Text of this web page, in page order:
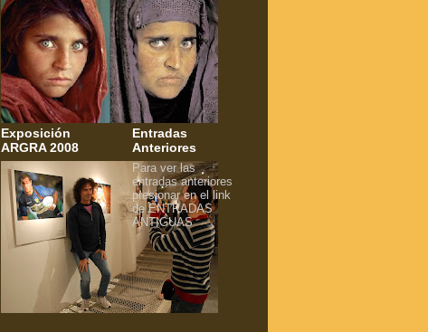
Exposición
ARGRA 2008
Entradas
Anteriores
Para ver las
entradas anteriores
presionar en el link
de ENTRADAS
ANTIGUAS